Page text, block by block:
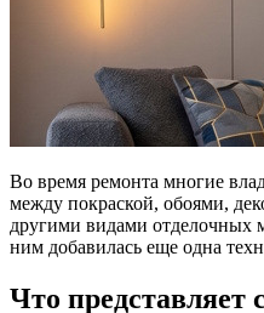
Во время ремонта многие
между покраской, обоями,
другими видами отделочных
ним добавилась еще одна
Что представляет